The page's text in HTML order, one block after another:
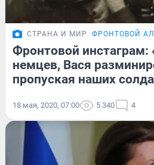
СТРАНА И МИР ФРОНТОВОЙ
Фронтовой инстаграм:
немцев, Вася
пропуская наших
18 мая, 2020, 07:00 5 340 4